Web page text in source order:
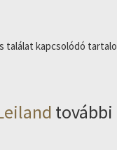
találat kapcsolódó
további